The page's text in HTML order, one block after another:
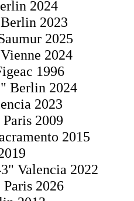
2024
2023
2025
2024
1996
Berlin 2024
2023
2009
2015
Valencia 2022
2026